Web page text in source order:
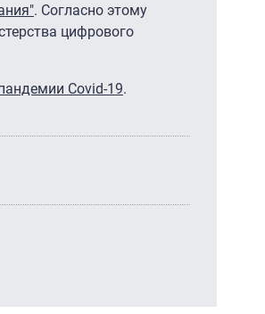
. Согласно этому
цифрового
Covid-19.